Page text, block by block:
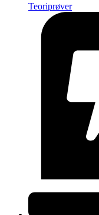
Teoriprøver